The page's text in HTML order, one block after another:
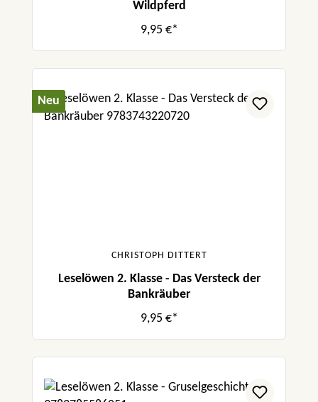
Wildpferd
9,95 €*
Neu
CHRISTOPH DITTERT
Leselöwen 2. Klasse - Das Versteck der
Bankräuber
9,95 €*